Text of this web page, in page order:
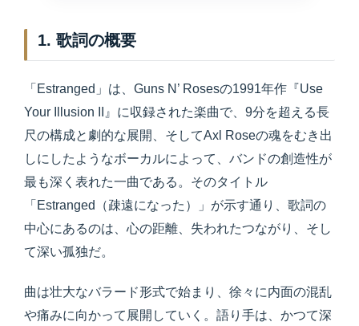
1. 歌詞の概要
「Estranged」は、Guns N’ Rosesの1991年作『Use
Your Illusion II』に収録された楽曲で、9分を超える長
尺の構成と劇的な展開、そしてAxl Roseの魂をむき出
しにしたようなボーカルによって、バンドの創造性が
最も深く表れた一曲である。そのタイトル
「Estranged（疎遠になった）」が示す通り、歌詞の
中心にあるのは、心の距離、失われたつながり、そし
て深い孤独だ。
曲は壮大なバラード形式で始まり、徐々に内面の混乱
や痛みに向かって展開していく。語り手は、かつて深